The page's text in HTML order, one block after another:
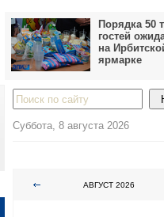
Порядка 50
гостей
на
ярмарке
Суббота, 8 августа 2026
АВГУСТ 2026